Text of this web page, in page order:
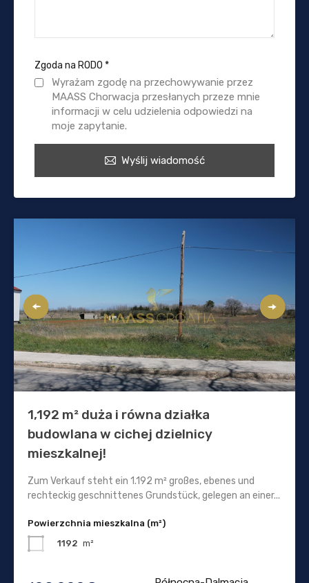
Zgoda na RODO *
Wyrażam zgodę na przechowywanie przez
MAASS Chorwacja przesłanych przeze mnie
informacji w celu udzielenia odpowiedzi na
moje zapytanie.
Wyślij wiadomość
1,192 m² duża i równa działka
budowlana w cichej dzielnicy
mieszkalnej!
Zum Verkauf steht ein 1.192 m² großes, ebenes und
rechteckig geschnittenes Grundstück, gelegen an einer...
Powierzchnia mieszkalna (m²)
1192 m²